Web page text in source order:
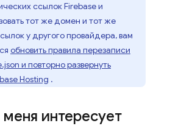
ссылок Firebase и
тот же домен и тот же
у другого провайдера, вам
обновить правила перезаписи
и повторно развернуть
Hosting .
интересует